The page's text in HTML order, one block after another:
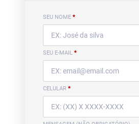
SEU NOME *
SEU E-MAIL *
CELULAR *